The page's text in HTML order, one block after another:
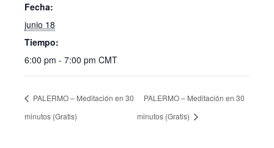
Fecha:
junio 18
Tiempo:
6:00 pm - 7:00 pm CMT
PALERMO – Meditación en 30
minutos (Gratis)
PALERMO – Meditación en 30
minutos (Gratis)